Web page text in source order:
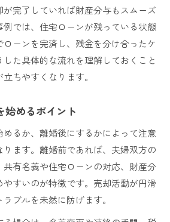
が完了していれば財産分与もスムーズ
例では、住宅ローンが残っている状態
ーンを完済し、残金を分け合ったケ
た具体的な流れを理解しておくこと
ちやすくなります。
始めるポイント
るか、離婚後にするかによって注意
ます。離婚前であれば、夫婦双方の
有名義や住宅ローンの対応、財産分
すいのが特徴です。売却活動が円滑
ブルを未然に防げます。